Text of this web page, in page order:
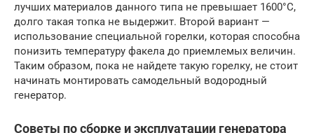
лучших материалов данного типа не превышает 1600°С,
долго такая топка не выдержит. Второй вариант —
использование специальной горелки, которая способна
понизить температуру факела до приемлемых величин.
Таким образом, пока не найдете такую горелку, не стоит
начинать монтировать самодельный водородный
генератор.
Советы по сборке и эксплуатации генератора